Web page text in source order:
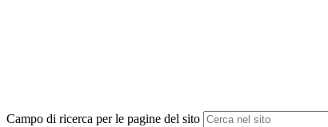
Campo di ricerca per le pagine del sito